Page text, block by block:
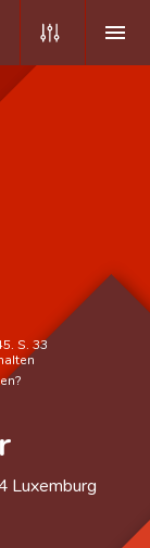
S. 33
Luxemburg